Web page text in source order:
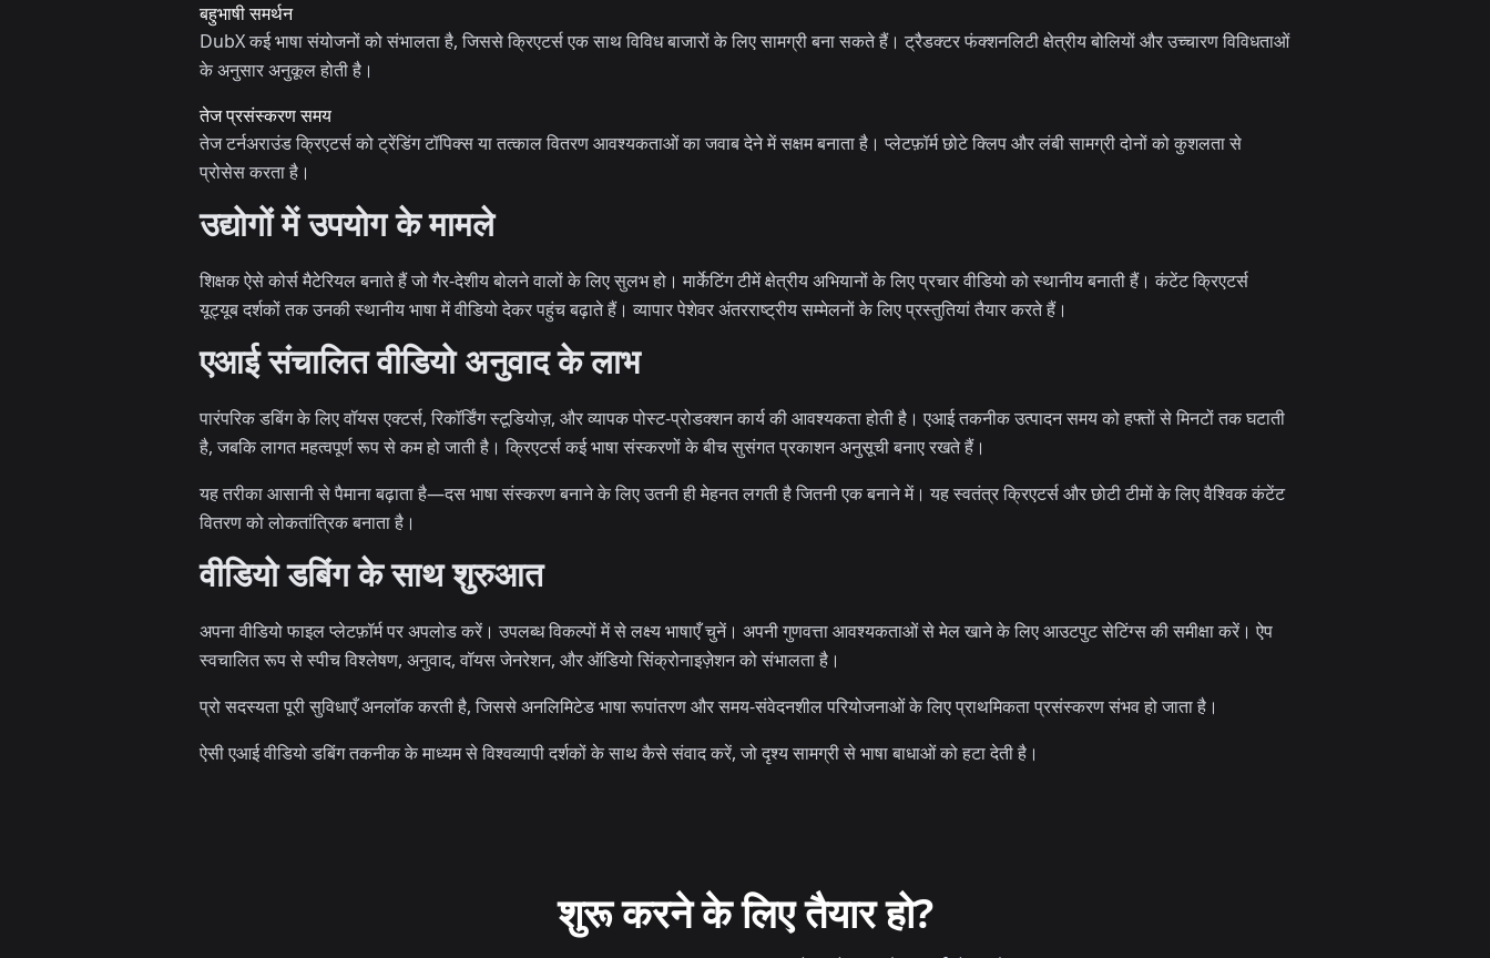
बहुभाषी समर्थन
DubX कई भाषा संयोजनों को संभालता है, जिससे क्रिएटर्स एक साथ विविध बाजारों के लिए सामग्री बना सकते हैं। ट्रैडक्टर फंक्शनलिटी क्षेत्रीय बोलियों और उच्चारण विविधताओं
के अनुसार अनुकूल होती है।
तेज प्रसंस्करण समय
तेज टर्नअराउंड क्रिएटर्स को ट्रेंडिंग टॉपिक्स या तत्काल वितरण आवश्यकताओं का जवाब देने में सक्षम बनाता है। प्लेटफ़ॉर्म छोटे क्लिप और लंबी सामग्री दोनों को कुशलता से
प्रोसेस करता है।
उद्योगों में उपयोग के मामले
शिक्षक ऐसे कोर्स मैटेरियल बनाते हैं जो गैर-देशीय बोलने वालों के लिए सुलभ हो। मार्केटिंग टीमें क्षेत्रीय अभियानों के लिए प्रचार वीडियो को स्थानीय बनाती हैं। कंटेंट क्रिएटर्स
यूट्यूब दर्शकों तक उनकी स्थानीय भाषा में वीडियो देकर पहुंच बढ़ाते हैं। व्यापार पेशेवर अंतरराष्ट्रीय सम्मेलनों के लिए प्रस्तुतियां तैयार करते हैं।
एआई संचालित वीडियो अनुवाद के लाभ
पारंपरिक डबिंग के लिए वॉयस एक्टर्स, रिकॉर्डिंग स्टूडियोज़, और व्यापक पोस्ट-प्रोडक्शन कार्य की आवश्यकता होती है। एआई तकनीक उत्पादन समय को हफ्तों से मिनटों तक घटाती
है, जबकि लागत महत्वपूर्ण रूप से कम हो जाती है। क्रिएटर्स कई भाषा संस्करणों के बीच सुसंगत प्रकाशन अनुसूची बनाए रखते हैं।
यह तरीका आसानी से पैमाना बढ़ाता है—दस भाषा संस्करण बनाने के लिए उतनी ही मेहनत लगती है जितनी एक बनाने में। यह स्वतंत्र क्रिएटर्स और छोटी टीमों के लिए वैश्विक कंटेंट
वितरण को लोकतांत्रिक बनाता है।
वीडियो डबिंग के साथ शुरुआत
अपना वीडियो फाइल प्लेटफ़ॉर्म पर अपलोड करें। उपलब्ध विकल्पों में से लक्ष्य भाषाएँ चुनें। अपनी गुणवत्ता आवश्यकताओं से मेल खाने के लिए आउटपुट सेटिंग्स की समीक्षा करें। ऐप
स्वचालित रूप से स्पीच विश्लेषण, अनुवाद, वॉयस जेनरेशन, और ऑडियो सिंक्रोनाइज़ेशन को संभालता है।
प्रो सदस्यता पूरी सुविधाएँ अनलॉक करती है, जिससे अनलिमिटेड भाषा रूपांतरण और समय-संवेदनशील परियोजनाओं के लिए प्राथमिकता प्रसंस्करण संभव हो जाता है।
ऐसी एआई वीडियो डबिंग तकनीक के माध्यम से विश्वव्यापी दर्शकों के साथ कैसे संवाद करें, जो दृश्य सामग्री से भाषा बाधाओं को हटा देती है।
शुरू करने के लिए तैयार हो?